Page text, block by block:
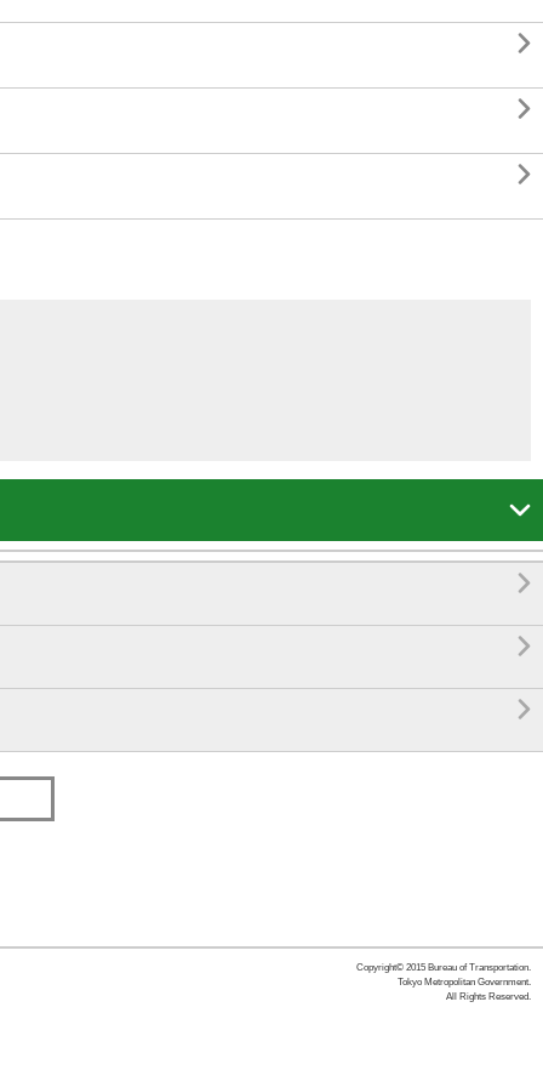







Copyright© 2015 Bureau of Transportation.
Tokyo Metropolitan Government.
All Rights Reserved.